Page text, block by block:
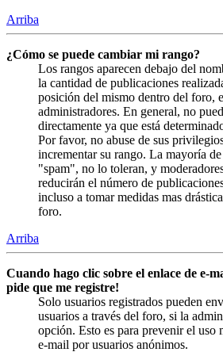
Arriba
¿Cómo se puede cambiar mi rango?
Los rangos aparecen debajo del
la cantidad de publicaciones
posición del mismo dentro del foro,
administradores. En general, no
directamente ya que está
Por favor, no abuse de sus
incrementar su rango. La mayoría
"spam", no lo toleran, y
reducirán el número de
incluso a tomar medidas mas
foro.
Arriba
Cuando hago clic sobre el enlace de e-
pide que me registre!
Solo usuarios registrados pueden
usuarios a través del foro, si la
opción. Esto es para prevenir el uso
e-mail por usuarios anónimos.